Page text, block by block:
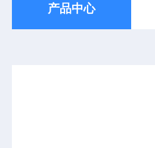
产品中心